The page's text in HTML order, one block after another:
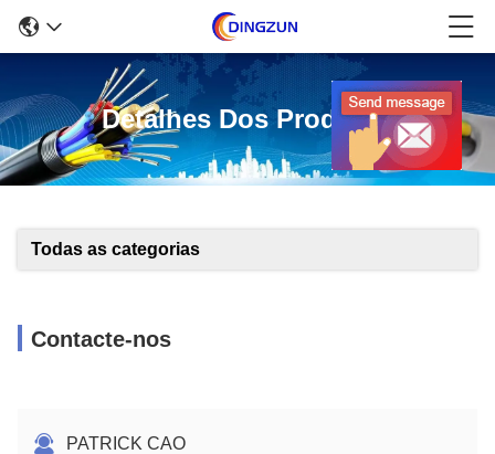
Detalhes Dos Produtos
Todas as categorias
Contacte-nos
PATRICK CAO